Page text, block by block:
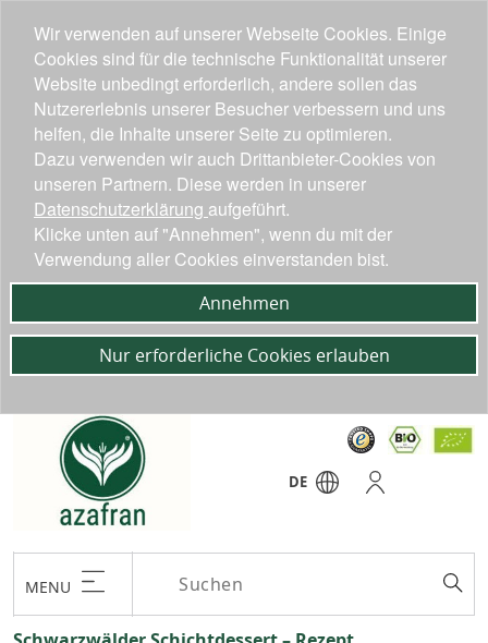
DE
MENU
Wir verwenden auf unserer Webseite Cookies. Einige
Cookies sind für die technische Funktionalität unserer
Website unbedingt erforderlich, andere sollen das
Nutzererlebnis unserer Besucher verbessern und uns
helfen, die Inhalte unserer Seite zu optimieren.
Dazu verwenden wir auch Drittanbieter-Cookies von
unseren Partnern. Diese werden in unserer
Datenschutzerklärung aufgeführt.
Klicke unten auf "Annehmen", wenn du mit der
Verwendung aller Cookies einverstanden bist.
Annehmen
Nur erforderliche Cookies erlauben